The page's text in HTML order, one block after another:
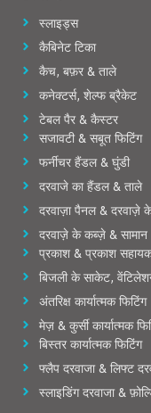
स्लाइड्स
कैबिनेट टिका
कैच, बफ़र & ताले
कनेक्टर्स, शेल्फ ब्रैकेट
टेबल पैर & कैस्टर
सजावटी & सबूत फिटिंग
फर्नीचर हैंडल & घुंडी
दरवाजे का हैंडल & ताले
दरवाज़ा पैनल & दरवाज़े
दरवाज़े के कब्ज़े & सामान
प्रकाश & प्रकाश
बिजली के साकेट,
अंतरिक्ष कार्यात्मक फिटिंग
मेज़ & कुर्सी कार्यात्मक
बिस्तर कार्यात्मक फिटिंग
फ्लैप दरवाजा & लिफ्ट
स्लाइडिंग दरवाजा &